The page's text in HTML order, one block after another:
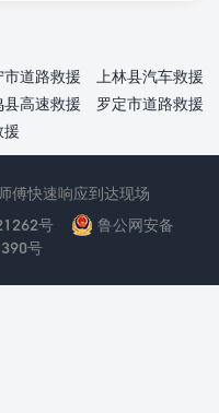
市道路救援
上林县汽车救援
县高速救援
罗定市道路救援
援
傅快速响应到达现场
号
鲁公网安备
号